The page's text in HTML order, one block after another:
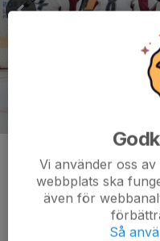
Kommentarer
Vi använder oss
webbplats ska
även för
Så